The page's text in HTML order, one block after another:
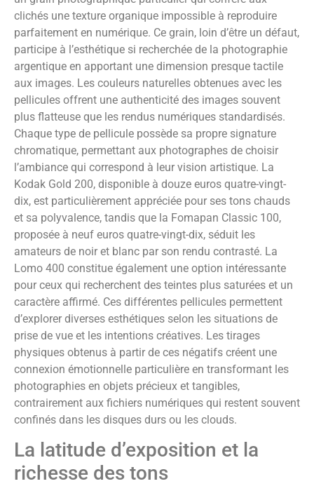
clichés une texture organique impossible à reproduire
parfaitement en numérique. Ce grain, loin d’être un défaut,
participe à l’esthétique si recherchée de la photographie
argentique en apportant une dimension presque tactile
aux images. Les couleurs naturelles obtenues avec les
pellicules offrent une authenticité des images souvent
plus flatteuse que les rendus numériques standardisés.
Chaque type de pellicule possède sa propre signature
chromatique, permettant aux photographes de choisir
l’ambiance qui correspond à leur vision artistique. La
Kodak Gold 200, disponible à douze euros quatre-vingt-
dix, est particulièrement appréciée pour ses tons chauds
et sa polyvalence, tandis que la Fomapan Classic 100,
proposée à neuf euros quatre-vingt-dix, séduit les
amateurs de noir et blanc par son rendu contrasté. La
Lomo 400 constitue également une option intéressante
pour ceux qui recherchent des teintes plus saturées et un
caractère affirmé. Ces différentes pellicules permettent
d’explorer diverses esthétiques selon les situations de
prise de vue et les intentions créatives. Les tirages
physiques obtenus à partir de ces négatifs créent une
connexion émotionnelle particulière en transformant les
photographies en objets précieux et tangibles,
contrairement aux fichiers numériques qui restent souvent
confinés dans les disques durs ou les clouds.
La latitude d’exposition et la
richesse des tons